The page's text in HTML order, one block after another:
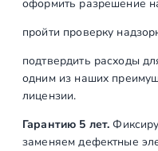
оформить разрешение
пройти проверку
подтвердить расходы
одним из наших
лицензии.
Гарантию 5 лет.
заменяем дефектные